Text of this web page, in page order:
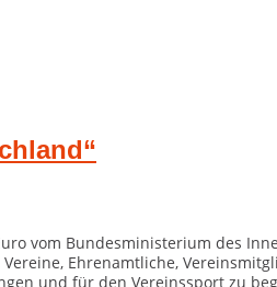
vom Bundesministerium des
Ehrenamtliche,
und für den Vereinssport zu